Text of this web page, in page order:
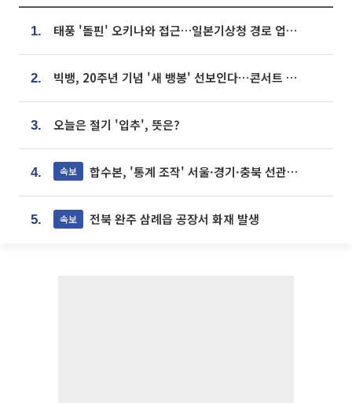
1. 태풍 '돌핀' 오키나와 접근…일본기상청 경로 업데이트
2. 빅뱅, 20주년 기념 '새 뱅봉' 선보인다⋯콘서트 앞두고 팝업 개최
3. 오늘은 절기 '입추', 뜻은?
4. 속보 합수본, '통계 조작' 서울·경기·충북 선관위 등 추가 압수수색
5. 속보 전북 완주 삼례읍 공장서 화재 발생